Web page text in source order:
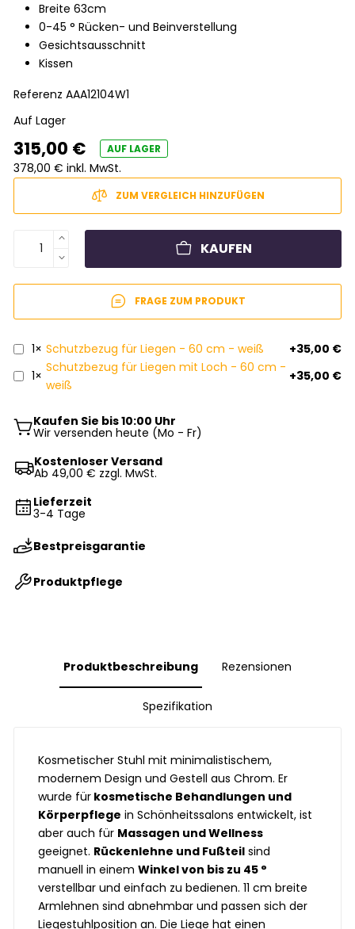
Breite 63cm
0-45 ° Rücken- und Beinverstellung
Gesichtsausschnitt
Kissen
ReferenzAAA12104W1
Auf Lager
315,00 € AUF LAGER
378,00 € inkl. MwSt.
ZUM VERGLEICH HINZUFÜGEN
KAUFEN
FRAGE ZUM PRODUKT
1× Schutzbezug für Liegen - 60 cm - weiß
+35,00 €
1×
Schutzbezug für Liegen mit Loch - 60 cm -
weiß
+35,00 €
Kaufen Sie bis 10:00 Uhr
Wir versenden heute (Mo - Fr)
Kostenloser Versand
Ab 49,00 € zzgl. MwSt.
Lieferzeit
3-4 Tage
Bestpreisgarantie
Produktpflege
Produktbeschreibung Rezensionen
Spezifikation
Kosmetischer Stuhl mit minimalistischem,
modernem Design und Gestell aus Chrom. Er
wurde für kosmetische Behandlungen und
Körperpflege in Schönheitssalons entwickelt, ist
aber auch für Massagen und Wellness
geeignet. Rückenlehne und Fußteil sind
manuell in einemWinkel von bis zu 45 °
verstellbar und einfach zu bedienen. 11 cm breite
Armlehnen sind abnehmbar und passen sich der
Liegestuhlposition an. Die Liege hat einen